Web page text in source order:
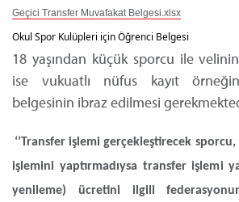
Geçici Transfer Muvafakat Belgesi.xlsx
Okul Spor Kulüpleri için Öğrenci Belgesi
18 yaşından küçük sporcu ile
ise vukuatlı nüfus kayıt
belgesinin ibraz edilmesi
‘’Transfer işlemi gerçekleştirecek
işlemini yaptırmadıysa transfer işlemi
yenileme) ücretini ilgili